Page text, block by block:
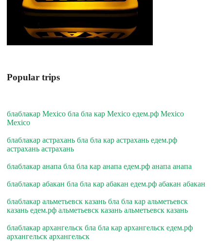
Popular trips
блаблакар Mexico бла бла кар Mexico едем.рф Mexico
Mexico
блаблакар астрахань бла бла кар астрахань едем.рф
астрахань астрахань
блаблакар анапа бла бла кар анапа едем.рф анапа анапа
блаблакар абакан бла бла кар абакан едем.рф абакан абакан
блаблакар альметьевск казань бла бла кар альметьевск
казань едем.рф альметьевск казань альметьевск казань
блаблакар архангельск бла бла кар архангельск едем.рф
архангельск архангельск